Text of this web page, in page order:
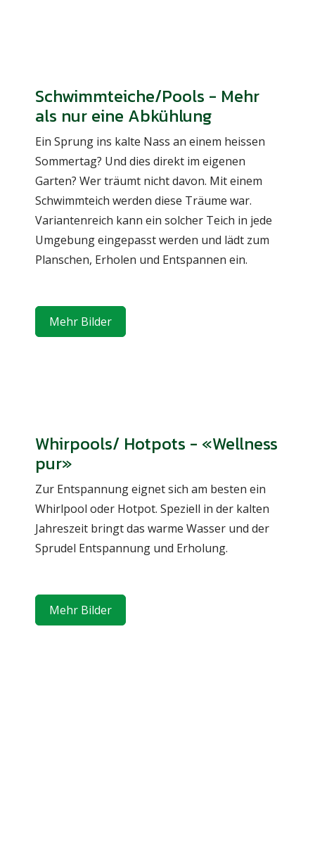
Schwimmteiche/Pools - Mehr
als nur eine Abkühlung
Ein Sprung ins kalte Nass an einem heissen
Sommertag? Und dies direkt im eigenen
Garten? Wer träumt nicht davon. Mit einem
Schwimmteich werden diese Träume war.
Variantenreich kann ein solcher Teich in jede
Umgebung eingepasst werden und lädt zum
Planschen, Erholen und Entspannen ein.
Mehr Bilder
Whirpools/ Hotpots - «Wellness
pur»
Zur Entspannung eignet sich am besten ein
Whirlpool oder Hotpot. Speziell in der kalten
Jahreszeit bringt das warme Wasser und der
Sprudel Entspannung und Erholung.
Mehr Bilder